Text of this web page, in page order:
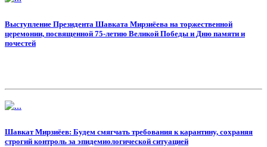
Выступление Президента Шавката Мирзиёева на торжественной
церемонии, посвященной 75-летию Великой Победы и Дню памяти и
почестей
Шавкат Мирзиёев: Будем смягчать требования к карантину, сохраняя
строгий контроль за эпидемиологической ситуацией